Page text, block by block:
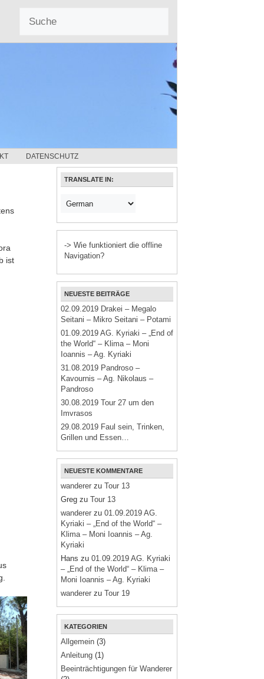
DATENSCHUTZ
ist
TRANSLATE IN:
-> Wie funktioniert die offline
Navigation?
NEUESTE BEITRÄGE
02.09.2019 Drakei – Megalo
Seitani – Mikro Seitani – Potami
01.09.2019 AG. Kyriaki – „End of
the World“ – Klima – Moni
Ioannis – Ag. Kyriaki
31.08.2019 Pandroso –
Kavournis – Ag. Nikolaus –
Pandroso
30.08.2019 Tour 27 um den
Imvrasos
29.08.2019 Faul sein, Trinken,
Grillen und Essen…
NEUESTE KOMMENTARE
wanderer zu Tour 13
Greg zu Tour 13
wanderer zu 01.09.2019 AG.
Kyriaki – „End of the World“ –
Klima – Moni Ioannis – Ag.
Kyriaki
Hans zu 01.09.2019 AG. Kyriaki
– „End of the World“ – Klima –
Moni Ioannis – Ag. Kyriaki
wanderer zu Tour 19
KATEGORIEN
Allgemein (3)
Anleitung (1)
Beeinträchtigungen für Wanderer